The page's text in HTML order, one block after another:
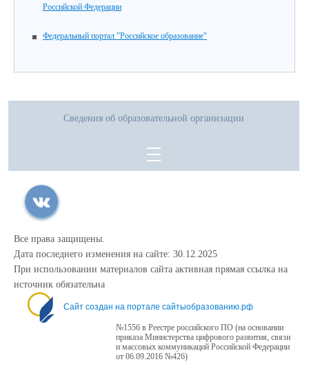
Российской Федерации
Федеральный портал "Российское образование"
Сведения об образовательной организации
Все права защищены.
Дата последнего изменения на сайте: 30.12.2025
При использовании материалов сайта активная прямая ссылка на
источник обязательна
Сайт создан на портале сайтыобразованию.рф
№1556 в Реестре российского ПО (на основании
приказа Министерства цифрового развития, связи
и массовых коммуникаций Российской Федерации
от 06.09.2016 №426)